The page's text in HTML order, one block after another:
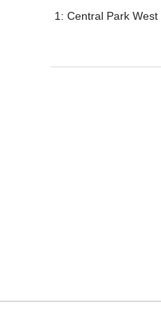
1: Central Park West